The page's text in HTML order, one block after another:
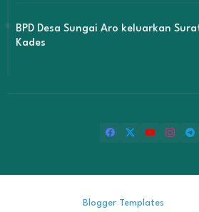
BPD Desa Sungai Aro keluarkan
Kades
Blogger Templates